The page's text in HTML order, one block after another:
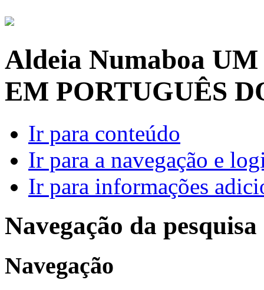
Aldeia Numaboa UM
EM PORTUGUÊS
Ir para conteúdo
Ir para a navegação e
Ir para informações
Navegação da pesquisa
Navegação